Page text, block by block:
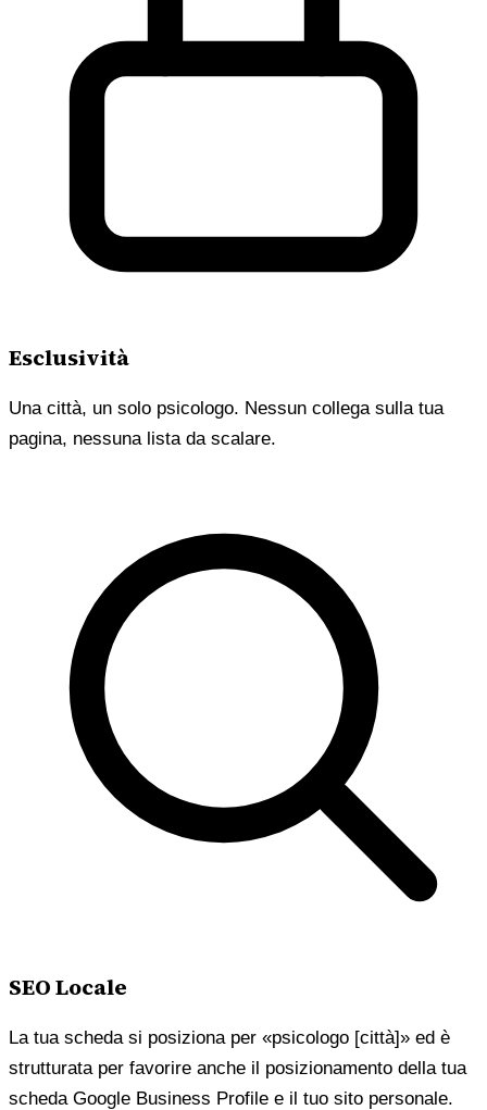
Esclusività
Una città, un solo psicologo. Nessun collega sulla tua
pagina, nessuna lista da scalare.
SEO Locale
La tua scheda si posiziona per «psicologo [città]» ed è
strutturata per favorire anche il posizionamento della tua
scheda Google Business Profile e il tuo sito personale.